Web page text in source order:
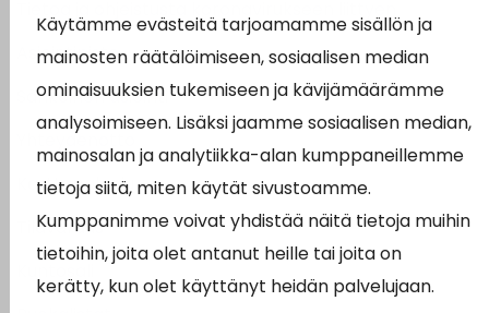
Käytämme evästeitä tarjoamamme sisällön ja
mainosten räätälöimiseen, sosiaalisen median
ominaisuuksien tukemiseen ja kävijämäärämme
analysoimiseen. Lisäksi jaamme sosiaalisen median,
mainosalan ja analytiikka-alan kumppaneillemme
tietoja siitä, miten käytät sivustoamme.
Kumppanimme voivat yhdistää näitä tietoja muihin
tietoihin, joita olet antanut heille tai joita on
kerätty, kun olet käyttänyt heidän palvelujaan.
Asiointipiste
Sähköinen asiointi
Yhteydenotto
Karttapalvelu
Tilavaraus